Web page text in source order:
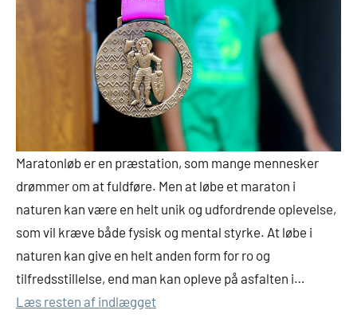
Maratonløb er en præstation, som mange mennesker
drømmer om at fuldføre. Men at løbe et maraton i
naturen kan være en helt unik og udfordrende oplevelse,
som vil kræve både fysisk og mental styrke. At løbe i
naturen kan give en helt anden form for ro og
tilfredsstillelse, end man kan opleve på asfalten i…
Læs resten af indlægget